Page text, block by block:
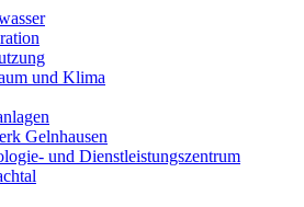
und Klima
Gelnhausen
und Dienstleistungszentrum